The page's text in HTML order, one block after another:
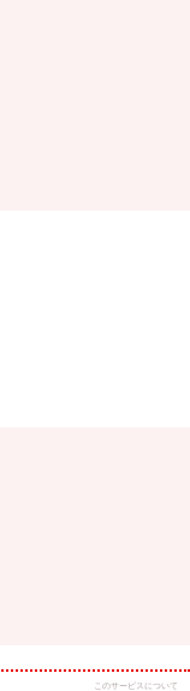
このサービスについて